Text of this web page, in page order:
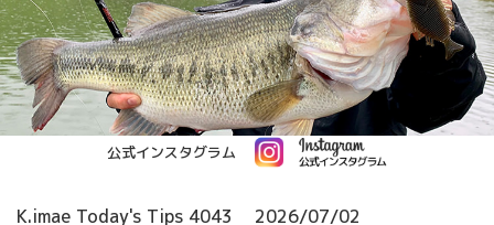
公式インスタグラム
K.imae Today's Tips 4043 2026/07/02